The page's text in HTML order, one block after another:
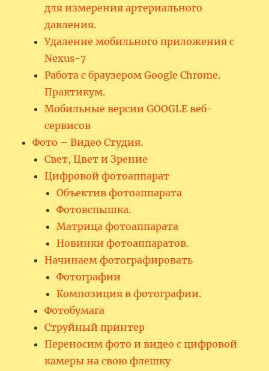
для измерения артериального
давления.
Удаление мобильного приложения с
Nexus-7
Работа с браузером Google Chrome.
Практикум.
Мобильные версии GOOGLE веб-
сервисов
Фото – Видео Студия.
Свет, Цвет и Зрение
Цифровой фотоаппарат
Объектив фотоаппарата
Фотовспышка.
Матрица фотоаппарата
Новинки фотоаппаратов.
Начинаем фотографировать
Фотографии
Композиция в фотографии.
Фотобумага
Струйный принтер
Переносим фото и видео с цифровой
камеры на свою флешку